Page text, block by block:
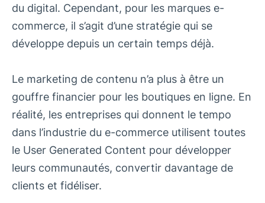
du digital. Cependant, pour les marques e-
commerce, il s’agit d’une stratégie qui se
développe depuis un certain temps déjà.
Le marketing de contenu n’a plus à être un
gouffre financier pour les boutiques en ligne. En
réalité, les entreprises qui donnent le tempo
dans l’industrie du e-commerce utilisent toutes
le User Generated Content pour développer
leurs communautés, convertir davantage de
clients et fidéliser.